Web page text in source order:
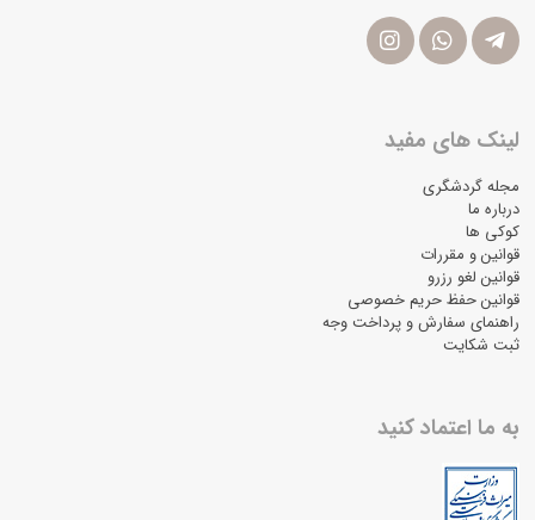
لینک های مفید
مجله گردشگری
درباره ما
کوکی ها
قوانین و مقررات
قوانین لغو رزرو
قوانین حفظ حریم خصوصی
راهنمای سفارش و پرداخت وجه
ثبت شکایت
به ما اعتماد کنید